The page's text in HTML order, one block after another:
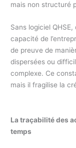
mais non structuré
Sans logiciel
capacité de
de preuve de
dispersées ou
complexe. Ce
mais il fragilise la
La traçabilité des
temps